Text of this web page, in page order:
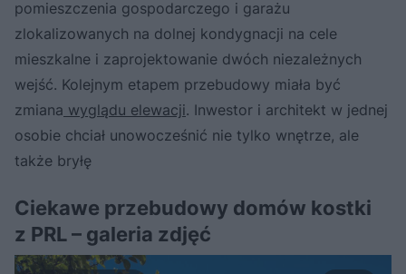
pomieszczenia gospodarczego i garażu
zlokalizowanych na dolnej kondygnacji na cele
mieszkalne i zaprojektowanie dwóch niezależnych
wejść. Kolejnym etapem przebudowy miała być
zmiana wyglądu elewacji. Inwestor i architekt w jednej
osobie chciał unowocześnić nie tylko wnętrze, ale
także bryłę
Ciekawe przebudowy domów kostki
z PRL – galeria zdjęć